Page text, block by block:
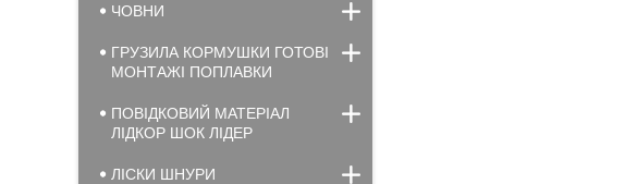
ЧОВНИ
ГРУЗИЛА КОРМУШКИ ГОТОВІ
МОНТАЖІ ПОПЛАВКИ
ПОВІДКОВИЙ МАТЕРІАЛ
ЛІДКОР ШОК ЛІДЕР
ЛІСКИ ШНУРИ